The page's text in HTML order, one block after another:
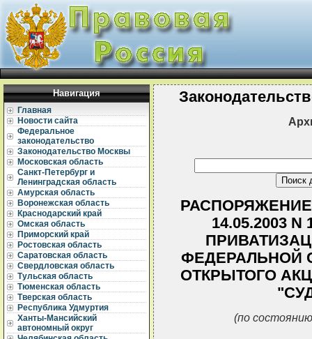
Навигация
Главная
Новости сайта
Федеральное
законодательство
Законодательство Москвы
Московская область
Санкт-Петербург и
Ленинградская область
Амурская область
Воронежская область
Краснодарский край
Омская область
Приморский край
Ростовская область
Саратовская область
Свердловская область
Тульская область
Тюменская область
Тверская область
Республика Удмуртия
Ханты-Мансийский
автономный округ
14.05.2003
ФЕДЕРАЛЬНОЙ
ОТКРЫТОГО
(по